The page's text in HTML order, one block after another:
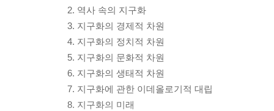
2. 역사 속의 지구화
3. 지구화의 경제적 차원
4. 지구화의 정치적 차원
5. 지구화의 문화적 차원
6. 지구화의 생태적 차원
7. 지구화에 관한 이데올로기적 대립
8. 지구화의 미래